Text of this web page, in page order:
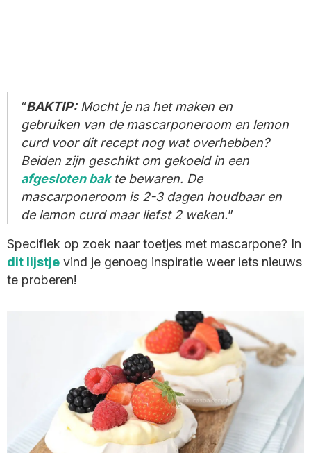
BAKTIP:Mocht je na het maken en
gebruiken van de mascarponeroom en lemon
curd voor dit recept nog wat overhebben?
Beiden zijn geschikt om gekoeld in een
afgesloten bakte bewaren. De
mascarponeroom is 2-3 dagen houdbaar en
de lemon curd maar liefst 2 weken.
Specifiek op zoek naar toetjes met mascarpone? In
dit lijstje vind je genoeg inspiratie weer iets nieuws
te proberen!